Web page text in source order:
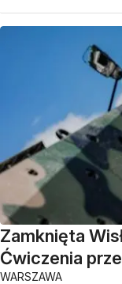
Zamknięta
Ćwiczenia
WARSZAWA